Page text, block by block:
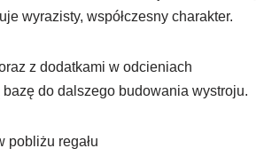
wyrazisty, współczesny charakter.
z dodatkami w odcieniach
do dalszego budowania wystroju.
pobliżu regału